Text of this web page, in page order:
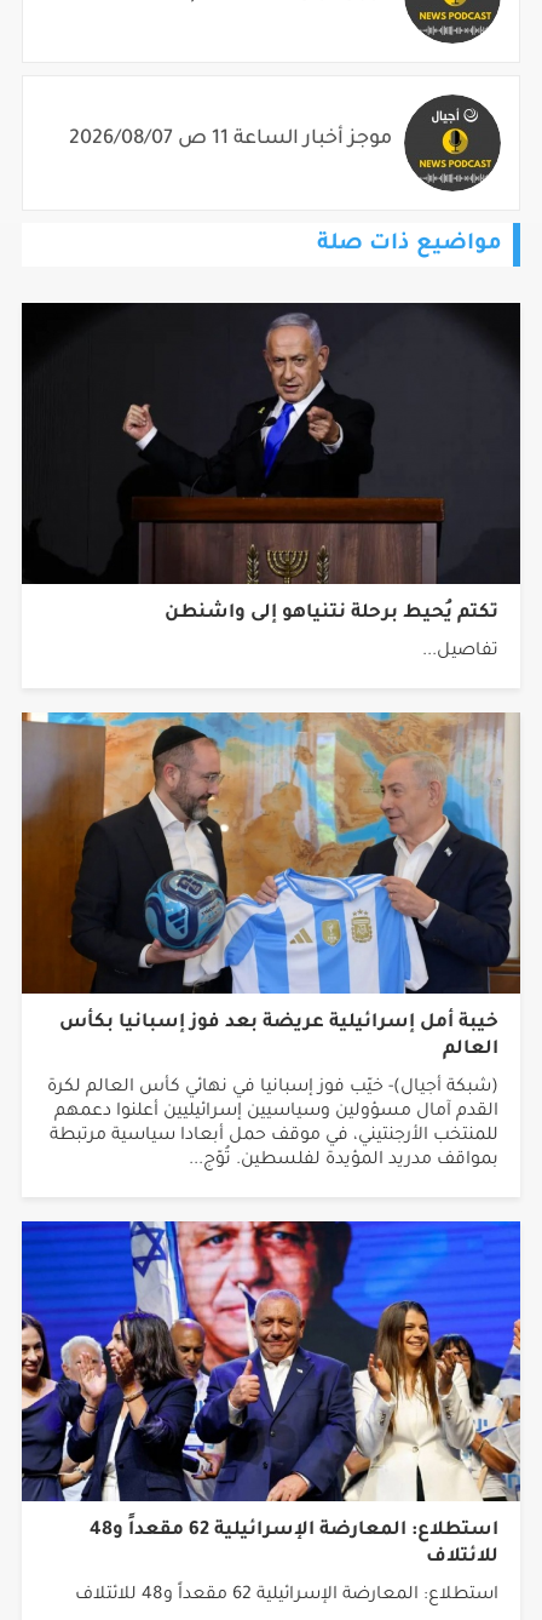
تكتم يُحيط برحلة نتنياهو إلى واشنطن
خيبة أمل إسرائيلية عريضة بعد فوز إسبانيا بكأس
العالم
(شبكة أجيال)- خيّب فوز إسبانيا في نهائي كأس العالم لكرة
القدم آمال مسؤولين وسياسيين إسرائيليين أعلنوا دعمهم
للمنتخب الأرجنتيني، في موقف حمل أبعادا سياسية مرتبطة
للائتلاف